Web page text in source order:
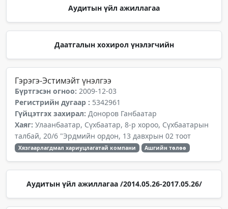
Аудитын үйл ажиллагаа
Даатгалын хохирол үнэлэгчийн
Гэрэгэ-Эстимэйт үнэлгээ
Бүртгэсэн огноо: 2009-12-03
Регистрийн дугаар : 5342961
Гүйцэтгэх захирал: Доноров Ганбаатар
Хаяг: Улаанбаатар, Сүхбаатар, 8-р хороо, Сүхбаатарын
талбай, 20/6 "Эрдмийн ордон, 13 давхрын 02 тоот
Хязгаарлагдмал хариуцлагатай компани Ашгийн төлөө
Аудитын үйл ажиллагаа /2014.05.26-2017.05.26/